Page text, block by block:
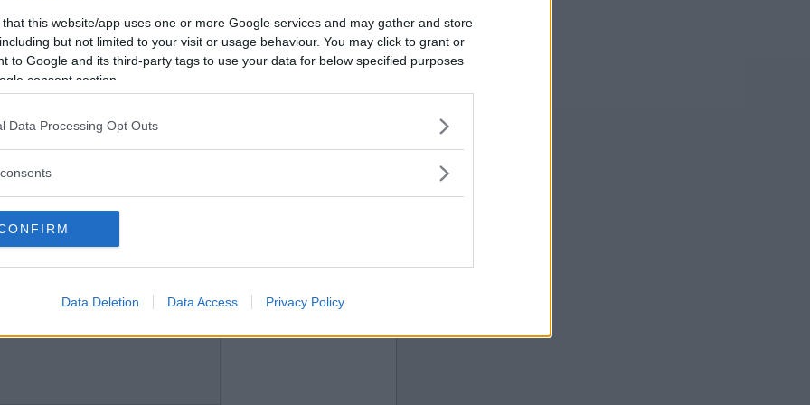
that this website/app uses one or more Google services and may gather and store
but not limited to your visit or usage behaviour. You may click to grant or
to Google and its third-party tags to use your data for below specified purposes
consent section.
Data Processing Opt Outs
Data Deletion Data Access Privacy Policy
2011-01-10 13:30
;)
700 000,00. Mycket bra.
Vill du bli
medlem?